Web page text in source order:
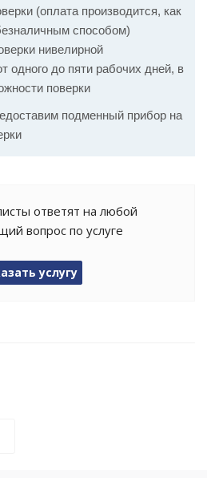
(оплата производится, как
способом)
нивелирной
одного до пяти рабочих дней, в
поверки
подменный прибор на
ответят на любой
вопрос по услуге
услугу